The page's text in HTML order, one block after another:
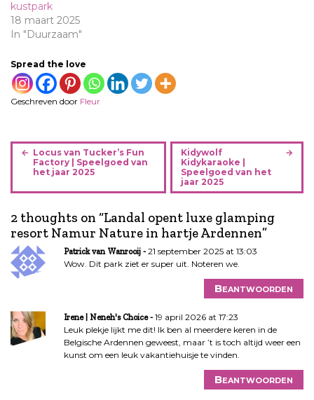
kustpark
18 maart 2025
In "Duurzaam"
Spread the love
Geschreven door Fleur
B
i
h
t
n
a
g
a
t
Locus van Tucker’s Fun
Factory | Speelgoed van
het jaar 2025
Kidywolf
Kidykaraoke |
Speelgoed van het
jaar 2025
2 thoughts on “Landal opent luxe glamping
resort Namur Nature in hartje Ardennen”
Patrick van Wanrooij
21 september 2025 at 13:03
Wow. Dit park ziet er super uit. Noteren we.
Beantwoorden
Irene | Neneh's Choice
19 april 2026 at 17:23
Leuk plekje lijkt me dit! Ik ben al meerdere keren in de
Belgische Ardennen geweest, maar ’t is toch altijd weer een
kunst om een leuk vakantiehuisje te vinden.
Beantwoorden